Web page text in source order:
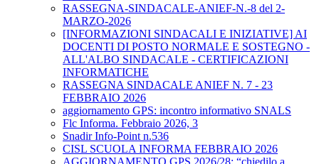
RASSEGNA-SINDACALE-ANIEF-N.-8 del 2-
MARZO-2026
[INFORMAZIONI SINDACALI E INIZIATIVE] AI
DOCENTI DI POSTO NORMALE E SOSTEGNO -
ALL'ALBO SINDACALE - CERTIFICAZIONI
INFORMATICHE
RASSEGNA SINDACALE ANIEF N. 7 - 23
FEBBRAIO 2026
aggiornamento GPS: incontro informativo SNALS
Flc Informa. Febbraio 2026, 3
Snadir Info-Point n.536
CISL SCUOLA INFORMA FEBBRAIO 2026